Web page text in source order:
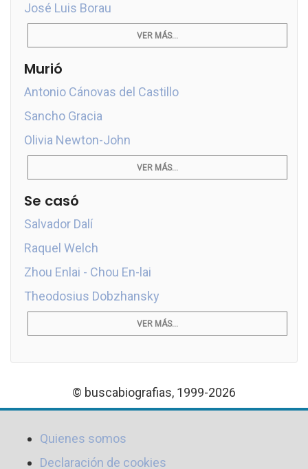
José Luis Borau
VER MÁS...
Murió
Antonio Cánovas del Castillo
Sancho Gracia
Olivia Newton-John
VER MÁS...
Se casó
Salvador Dalí
Raquel Welch
Zhou Enlai - Chou En-lai
Theodosius Dobzhansky
VER MÁS...
© buscabiografias, 1999-2026
Quienes somos
Declaración de cookies